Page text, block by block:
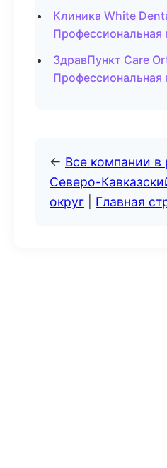
Клиника White
Профессиональная
ЗдравПункт Care
Профессиональная
← Все компании в
Северо-
округ
Главная